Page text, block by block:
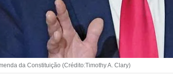
da Constituição (Crédito:Timothy A. Clary)